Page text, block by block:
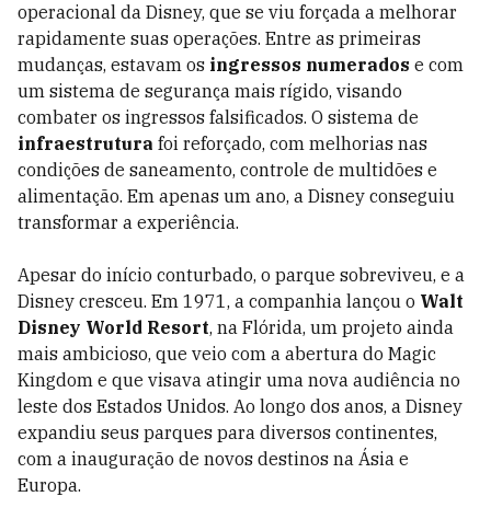
operacional da Disney, que se viu forçada a melhorar
rapidamente suas operações. Entre as primeiras
mudanças, estavam os ingressos numerados e com
um sistema de segurança mais rígido, visando
combater os ingressos falsificados. O sistema de
infraestrutura foi reforçado, com melhorias nas
condições de saneamento, controle de multidões e
alimentação. Em apenas um ano, a Disney conseguiu
transformar a experiência.
Apesar do início conturbado, o parque sobreviveu, e a
Disney cresceu. Em 1971, a companhia lançou o Walt
Disney World Resort, na Flórida, um projeto ainda
mais ambicioso, que veio com a abertura do Magic
Kingdom e que visava atingir uma nova audiência no
leste dos Estados Unidos. Ao longo dos anos, a Disney
expandiu seus parques para diversos continentes,
com a inauguração de novos destinos na Ásia e
Europa.